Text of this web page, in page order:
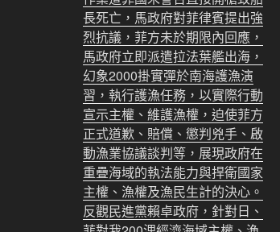
長死亡，馬政府對菲律賓提出強
烈抗議，菲方未於期限內回應，
馬政府立即派遣拉法葉艦出海，
幻象2000掛實彈於南海護漁演
習，執行護漁任務，以實際行動
宣示主權、維護漁權，迫使菲方
正式道歉、賠償、懲判兇手、啟
動漁業協議談判等，展現政府在
重疊海域的執法能力與捍衛國家
主權、漁權及漁民生計的決心。
反觀民進黨賴卓政府，針對日、